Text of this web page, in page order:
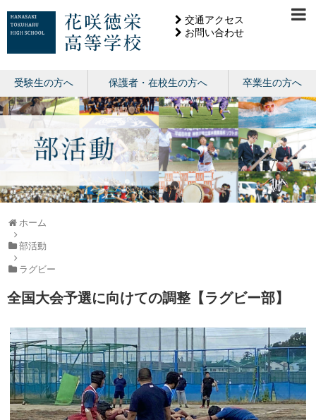
交通アクセス
お問い合わせ
受験生の方へ 保護者・在校生の方へ 卒業生の方へ
ホーム
部活動
ラグビー
全国大会予選に向けての調整【ラグビー部】